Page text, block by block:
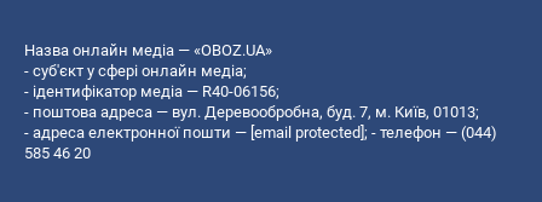
Назва онлайн медіа — «OBOZ.UA»
- суб'єкт у сфері онлайн медіа;
- ідентифікатор медіа — R40-06156;
- поштова адреса — вул. Деревообробна, буд. 7, м. Київ, 01013;
- адреса електронної пошти — [email protected]; - телефон — (044)
585 46 20